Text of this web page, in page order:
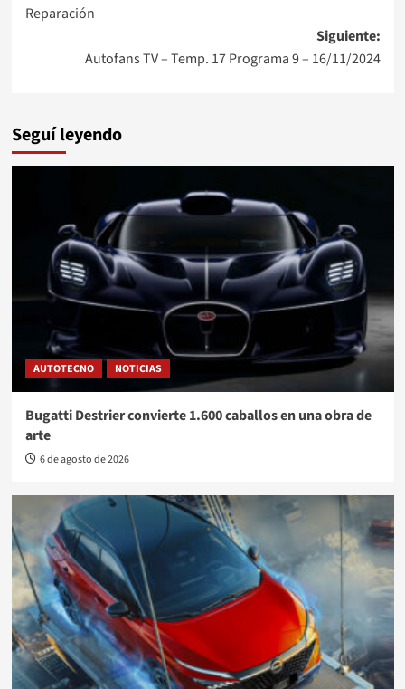
entradas
Reparación
Siguiente:
Autofans TV – Temp. 17 Programa 9 – 16/11/2024
Seguí leyendo
AUTOTECNO NOTICIAS
Bugatti Destrier convierte 1.600 caballos en una obra de
arte
6 de agosto de 2026